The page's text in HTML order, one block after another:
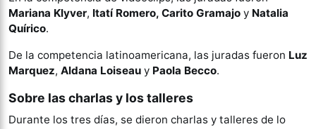
Mariana Klyver, Itatí Romero, Carito Gramajo y Natalia
Quírico.
De la competencia latinoamericana, las juradas fueron Luz
Marquez, Aldana Loiseau y Paola Becco.
Sobre las charlas y los talleres
Durante los tres días, se dieron charlas y talleres de lo